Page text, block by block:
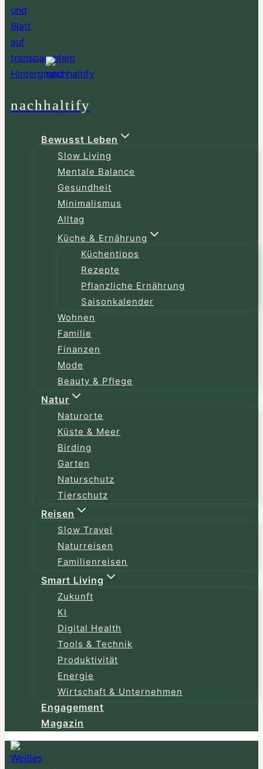
nachhaltify
Bewusst Leben
Slow Living
Mentale Balance
Gesundheit
Minimalismus
Alltag
Küche & Ernährung
Küchentipps
Rezepte
Pflanzliche Ernährung
Saisonkalender
Wohnen
Familie
Finanzen
Mode
Beauty & Pflege
Natur
Naturorte
Küste & Meer
Birding
Garten
Naturschutz
Tierschutz
Reisen
Slow Travel
Naturreisen
Familienreisen
Smart Living
Zukunft
KI
Digital Health
Tools & Technik
Produktivität
Energie
Wirtschaft & Unternehmen
Engagement
Magazin